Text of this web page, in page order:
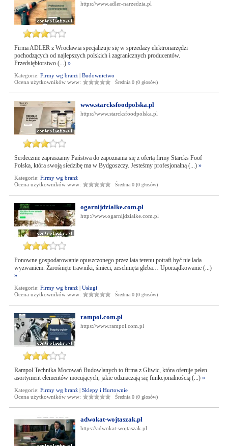
https://www.adler-narzedzia.pl
Firma ADLER z Wrocławia specjalizuje się w sprzedaży elektronarzędzi
pochodzących od najlepszych polskich i zagranicznych producentów.
Przedsiębiorstwo (...) »
Kategorie: Firmy wg branż| Budownictwo
Ocena użytkowników www:
Średnia 0 (0 głosów)
www.starcksfoodpolska.pl
https://www.starcksfoodpolska.pl
Serdecznie zapraszamy Państwa do zapoznania się z ofertą firmy Starcks Foof
Polska, która swoją siedzibę ma w Bydgoszczy. Jesteśmy profesjonalną (...) »
Kategorie: Firmy wg branż
Ocena użytkowników www:
Średnia 0 (0 głosów)
ogarnijdzialke.com.pl
http://www.ogarnijdzialke.com.pl
Ponowne gospodarowanie opuszczonego przez lata terenu potrafi być nie lada
wyzwaniem. Zarośnięte trawniki, śmieci, zeschnięta gleba… Uporządkowanie (...)
»
Kategorie: Firmy wg branż| Usługi
Ocena użytkowników www:
Średnia 0 (0 głosów)
rampol.com.pl
https://www.rampol.com.pl
Rampol Technika Mocowań Budowlanych to firma z Gliwic, która oferuje pełen
asortyment elementów mocujących, jakie odznaczają się funkcjonalnością (...) »
Kategorie: Firmy wg branż| Sklepy i Hurtownie
Ocena użytkowników www:
Średnia 0 (0 głosów)
adwokat-wojtaszak.pl
https://adwokat-wojtaszak.pl